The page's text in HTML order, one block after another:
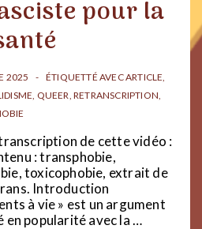
pour la
2025 ÉTIQUETTÉ AVECARTICLE,
, QUEER,RETRANSCRIPTION,
de cette vidéo :
: transphobie,
toxicophobie, extrait de
Introduction
à vie » est un argument
en popularité avec la …